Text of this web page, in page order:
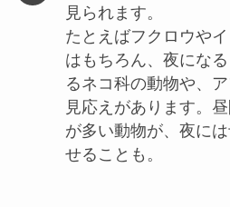
見られます。
たとえばフクロウや
はもちろん、夜にな
るネコ科の動物や、
見応えがあります。
が多い動物が、夜に
せることも。